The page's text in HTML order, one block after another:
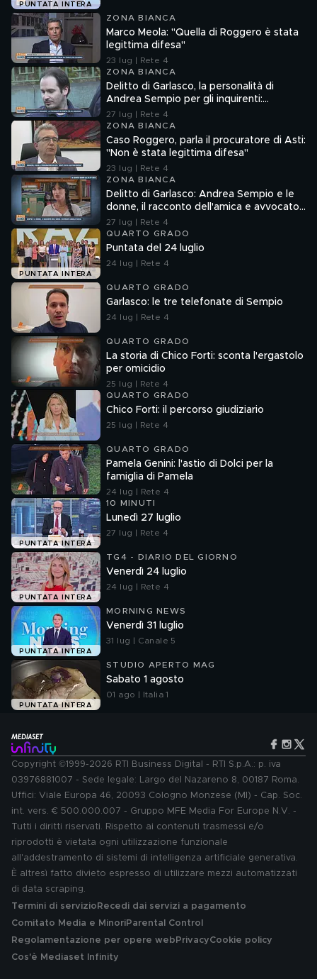
PUNTATA INTERA
ZONA BIANCA
Marco Meola: "Quella di Roggero è stata
legittima difesa"
23 lug | Rete 4
ZONA BIANCA
Delitto di Garlasco, la personalità di
Andrea Sempio per gli inquirenti:
"Ossessionato e bugiardo"
27 lug | Rete 4
ZONA BIANCA
Caso Roggero, parla il procuratore di Asti:
"Non è stata legittima difesa"
23 lug | Rete 4
ZONA BIANCA
Delitto di Garlasco: Andrea Sempio e le
donne, il racconto dell'amica e avvocato
Angela Taccia
27 lug | Rete 4
PUNTATA INTERA
QUARTO GRADO
Puntata del 24 luglio
24 lug | Rete 4
QUARTO GRADO
Garlasco: le tre telefonate di Sempio
24 lug | Rete 4
QUARTO GRADO
La storia di Chico Forti: sconta l'ergastolo
per omicidio
25 lug | Rete 4
QUARTO GRADO
Chico Forti: il percorso giudiziario
25 lug | Rete 4
QUARTO GRADO
Pamela Genini: l'astio di Dolci per la
famiglia di Pamela
24 lug | Rete 4
PUNTATA INTERA
10 MINUTI
Lunedì 27 luglio
27 lug | Rete 4
PUNTATA INTERA
TG4 - DIARIO DEL GIORNO
Venerdì 24 luglio
24 lug | Rete 4
PUNTATA INTERA
MORNING NEWS
Venerdì 31 luglio
31 lug | Canale 5
PUNTATA INTERA
STUDIO APERTO MAG
Sabato 1 agosto
01 ago | Italia 1
Copyright ©1999-2026 RTI Business Digital - RTI S.p.A.: p. iva
03976881007 - Sede legale: Largo del Nazareno 8, 00187 Roma.
Uffici: Viale Europa 46, 20093 Cologno Monzese (MI) - Cap. Soc.
int. vers. € 500.000.007 - Gruppo MFE Media For Europe N.V. -
Tutti i diritti riservati. Rispetto ai contenuti trasmessi e/o
riprodotti è vietata ogni utilizzazione funzionale
all'addestramento di sistemi di intelligenza artificiale generativa.
È altresì fatto divieto espresso di utilizzare mezzi automatizzati
di data scraping.
Termini di servizio Recedi dai servizi a pagamento
Comitato Media e MinoriParental Control
Regolamentazione per opere web PrivacyCookie policy
Cos'è Mediaset Infinity